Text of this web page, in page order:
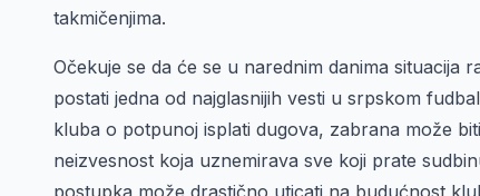
takmičenjima.
Očekuje se da će se u narednim danima
postati jedna od najglasnijih vesti u srpskom
kluba o potpunoj isplati dugova, zabrana može
neizvesnost koja uznemirava sve koji prate
postupka može drastično uticati na budućnost